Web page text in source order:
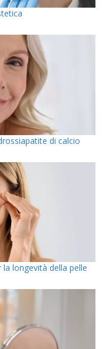
di calcio
longevità della pelle